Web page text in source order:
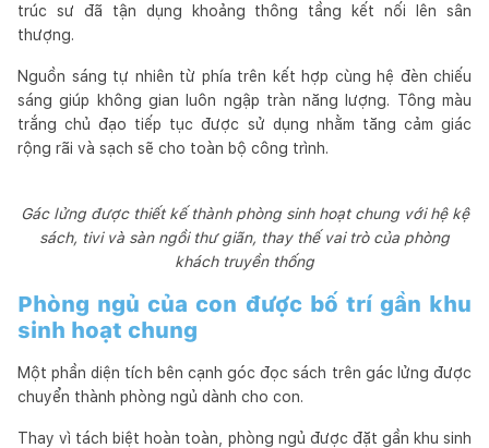
trúc sư đã tận dụng khoảng thông tầng kết nối lên sân
thượng.
Nguồn sáng tự nhiên từ phía trên kết hợp cùng hệ đèn chiếu
sáng giúp không gian luôn ngập tràn năng lượng. Tông màu
trắng chủ đạo tiếp tục được sử dụng nhằm tăng cảm giác
rộng rãi và sạch sẽ cho toàn bộ công trình.
Gác lửng được thiết kế thành phòng sinh hoạt chung với hệ kệ
sách, tivi và sàn ngồi thư giãn, thay thế vai trò của phòng
khách truyền thống
Phòng ngủ của con được bố trí gần khu
sinh hoạt chung
Một phần diện tích bên cạnh góc đọc sách trên gác lửng được
chuyển thành phòng ngủ dành cho con.
Thay vì tách biệt hoàn toàn, phòng ngủ được đặt gần khu sinh